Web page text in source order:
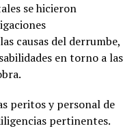
se hicieron
causas del derrumbe,
en torno a las
peritos y personal de
pertinentes.